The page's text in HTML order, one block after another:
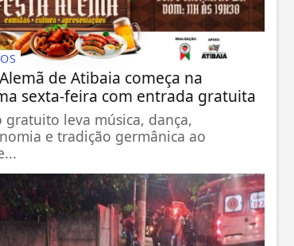
de Atibaia começa na
sexta-feira com entrada gratuita
gratuito leva música, dança,
e tradição germânica ao